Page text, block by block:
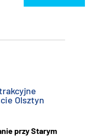
Olsztyn
przy Starym